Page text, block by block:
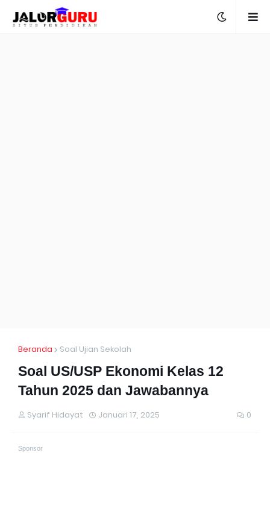
Beranda Soal Ujian Sekolah
Soal US/USP Ekonomi Kelas 12
Tahun 2025 dan Jawabannya
Syarif Hidayat Januari 17, 2025 0
Sponsor